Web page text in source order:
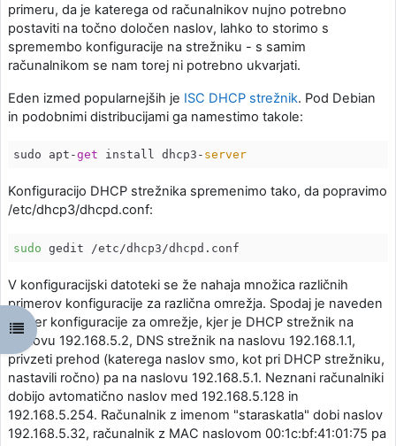
Odpri kazalo predmeta
primeru, da je katerega od računalnikov nujno potrebno
postaviti na točno določen naslov, lahko to storimo s
spremembo konfiguracije na strežniku - s samim
računalnikom se nam torej ni potrebno ukvarjati.
Eden izmed popularnejših je ISC DHCP strežnik. Pod Debian
in podobnimi distribucijami ga namestimo takole:
sudo apt-get install dhcp3- server
Konfiguracijo DHCP strežnika spremenimo tako, da popravimo
/etc/dhcp3/dhcpd.conf:
sudo
V konfiguracijski datoteki se že nahaja množica različnih
primerov konfiguracije za različna omrežja. Spodaj je naveden
primer konfiguracije za omrežje, kjer je DHCP strežnik na
naslovu 192.168.5.2, DNS strežnik na naslovu 192.168.1.1,
privzeti prehod (katerega naslov smo, kot pri DHCP strežniku,
nastavili ročno) pa na naslovu 192.168.5.1. Neznani računalniki
dobijo avtomatično naslov med 192.168.5.128 in
192.168.5.254. Računalnik z imenom "staraskatla" dobi naslov
192.168.5.32, računalnik z MAC naslovom 00:1c:bf:41:01:75 pa